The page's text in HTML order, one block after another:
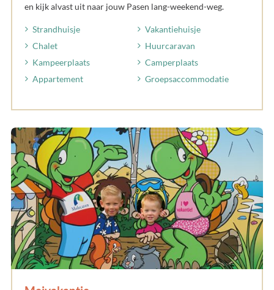
en kijk alvast uit naar jouw Pasen lang-weekend-weg.
Strandhuisje
Vakantiehuisje
Chalet
Huurcaravan
Kampeerplaats
Camperplaats
Appartement
Groepsaccommodatie